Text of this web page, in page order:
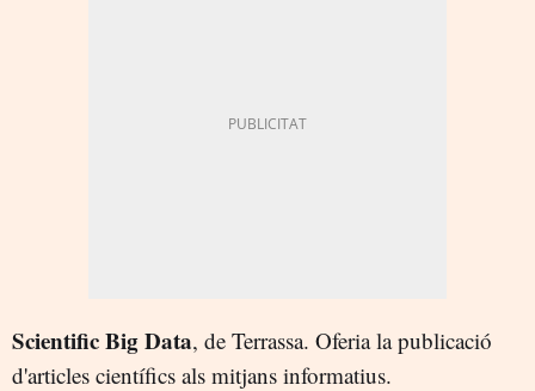
Scientific Big Data, de Terrassa. Oferia la publicació
d'articles científics als mitjans informatius.